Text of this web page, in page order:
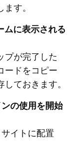
す。
に表示される
プが完了した
ードをコピー
ておきます。
の使用を開始
イトに配置